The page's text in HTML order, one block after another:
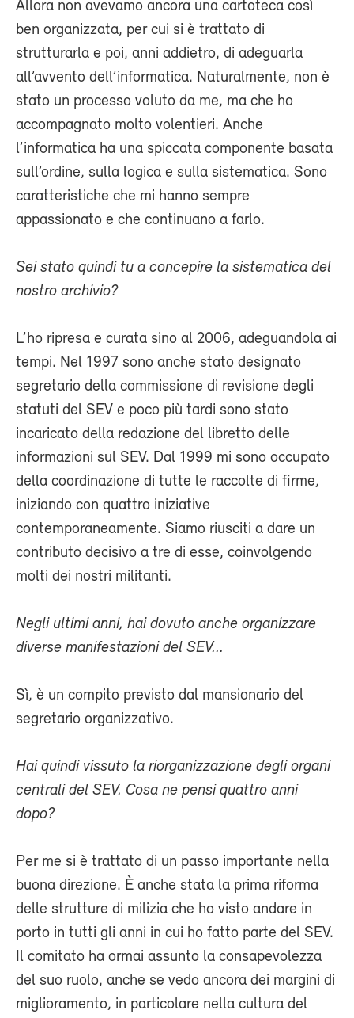
Allora non avevamo ancora una cartoteca così
ben organizzata, per cui si è trattato di
strutturarla e poi, anni addietro, di adeguarla
all’avvento dell’informatica. Naturalmente, non è
stato un processo voluto da me, ma che ho
accompagnato molto volentieri. Anche
l’informatica ha una spiccata componente basata
sull’ordine, sulla logica e sulla sistematica. Sono
caratteristiche che mi hanno sempre
appassionato e che continuano a farlo.
Sei stato quindi tu a concepire la sistematica del
nostro archivio?
L’ho ripresa e curata sino al 2006, adeguandola ai
tempi. Nel 1997 sono anche stato designato
segretario della commissione di revisione degli
statuti del SEV e poco più tardi sono stato
incaricato della redazione del libretto delle
informazioni sul SEV. Dal 1999 mi sono occupato
della coordinazione di tutte le raccolte di firme,
iniziando con quattro iniziative
contemporaneamente. Siamo riusciti a dare un
contributo decisivo a tre di esse, coinvolgendo
molti dei nostri militanti.
Negli ultimi anni, hai dovuto anche organizzare
diverse manifestazioni del SEV...
Sì, è un compito previsto dal mansionario del
segretario organizzativo.
Hai quindi vissuto la riorganizzazione degli organi
centrali del SEV. Cosa ne pensi quattro anni
dopo?
Per me si è trattato di un passo importante nella
buona direzione. È anche stata la prima riforma
delle strutture di milizia che ho visto andare in
porto in tutti gli anni in cui ho fatto parte del SEV.
Il comitato ha ormai assunto la consapevolezza
del suo ruolo, anche se vedo ancora dei margini di
miglioramento, in particolare nella cultura del